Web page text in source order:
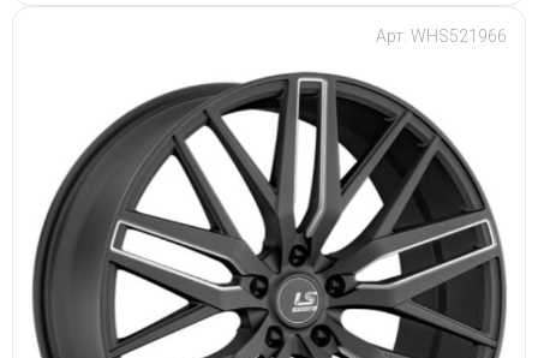
Арт: WHS521966